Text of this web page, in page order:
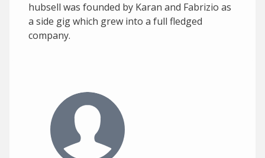
hubsell was founded by Karan and Fabrizio as
a side gig which grew into a full fledged
company.